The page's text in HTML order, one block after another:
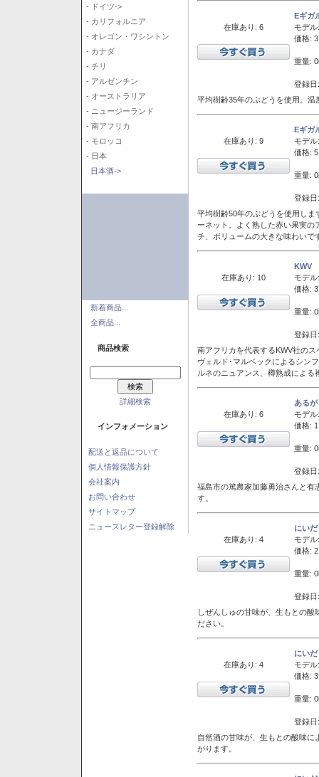
- ドイツ->
- カリフォルニア
- オレゴン・ワシントン
- カナダ
- チリ
- アルゼンチン
- オーストラリア
- ニュージーランド
- 南アフリカ
- モロッコ
- 日本
日本酒->
新着商品...
全商品...
商品検索
詳細検索
インフォメーション
配送と返品について
個人情報保護方針
会社案内
お問い合わせ
サイトマップ
ニュースレター登録解除
在庫あり: 6
Eギガ
モデル:
価格:
重量:
登録
平均樹齢35年のぶどうを使用。
在庫あり: 9
Eギガ
モデル:
価格:
重量:
登録
平均樹齢50年のぶどうを使用し
ーネット。よく熟した赤い果実
チ、ボリュームの大きな味わいで
在庫あり: 10
KWV
モデル:
価格:
重量:
登録
南アフリカを代表するKWV社の
ヴェルド･マルベックによるシン
ルネのニュアンス、樽熟成によ
在庫あり: 6
ある
モデル:
価格:
重量:
登録
福島市の篤農家加藤勇治さんと有
す。
在庫あり: 4
にい
モデル:
価格:
重量:
登録
しぜんしゅの甘味が、生もとの
ださい。
在庫あり: 4
にい
モデル:
価格:
重量:
登録
自然酒の甘味が、生もとの酸味
がります。